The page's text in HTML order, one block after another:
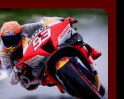
immer eingeladen von
man halt für dich fährt dann
ich natürlich mit lauter
habe ist die
von Tukat die gefragt hätte